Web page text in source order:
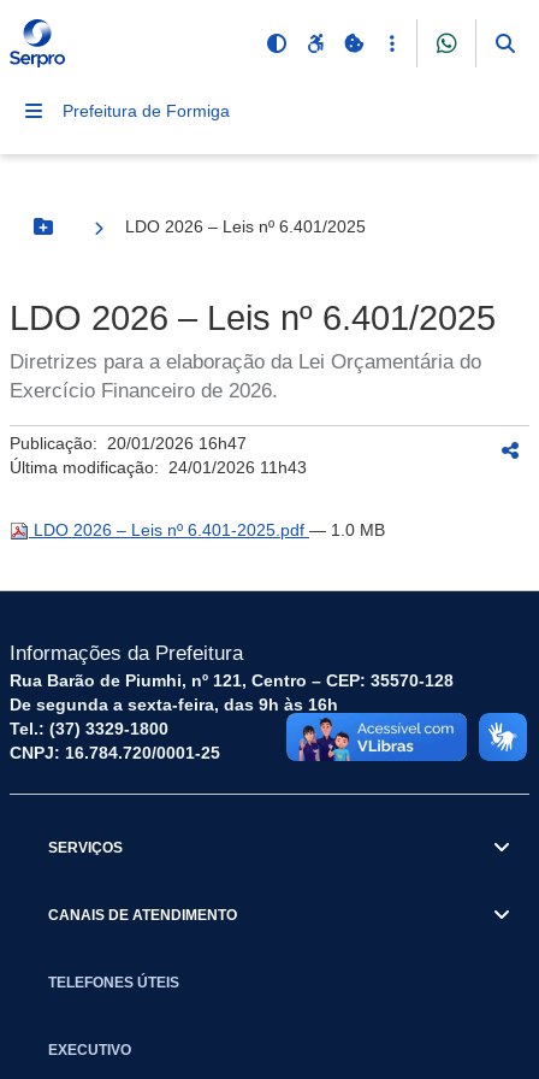
Prefeitura de Formiga
Botão Menu
LDO 2026 – Leis nº 6.401/2025
LDO 2026 – Leis nº 6.401/2025
Diretrizes para a elaboração da Lei Orçamentária do
Exercício Financeiro de 2026.
Publicação: 20/01/2026 16h47
Última modificação: 24/01/2026 11h43
LDO 2026 – Leis nº 6.401-2025.pdf — 1.0 MB
Informações da Prefeitura
Rua Barão de Piumhi, nº 121, Centro – CEP: 35570-128
De segunda a sexta-feira, das 9h às 16h
Tel.: (37) 3329-1800
CNPJ: 16.784.720/0001-25
SERVIÇOS
CANAIS DE ATENDIMENTO
TELEFONES ÚTEIS
EXECUTIVO